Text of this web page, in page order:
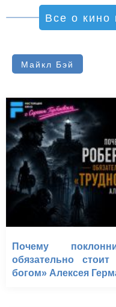
Все о кино
Майкл Бэй
Почему
обязательно
богом» Алексея